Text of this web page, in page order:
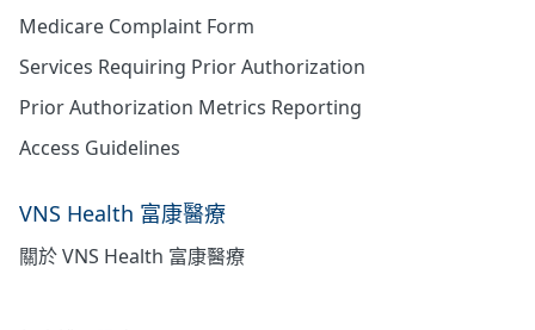
Medicare Complaint Form
Services Requiring Prior Authorization
Prior Authorization Metrics Reporting
Access Guidelines
VNS Health 富康醫療
關於 VNS Health 富康醫療